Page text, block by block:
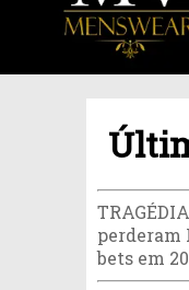
perderam
bets em